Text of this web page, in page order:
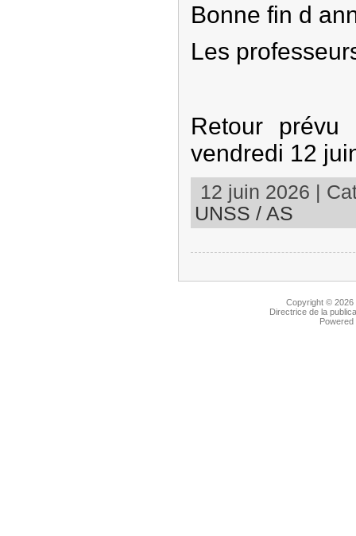
Bonne fin d
Les
Retour
vendredi 12
12 juin 2026 |
UNSS / AS
Copyright © 2026
Directrice de la